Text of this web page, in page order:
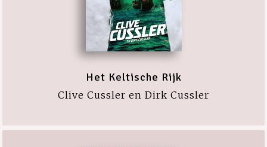
Het Keltische Rijk
Clive Cussler en Dirk Cussler